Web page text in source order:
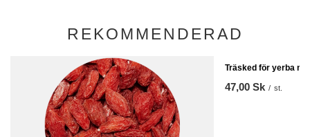
REKOMMENDERAD
Träsked för yerba
47,00 Sk / st.